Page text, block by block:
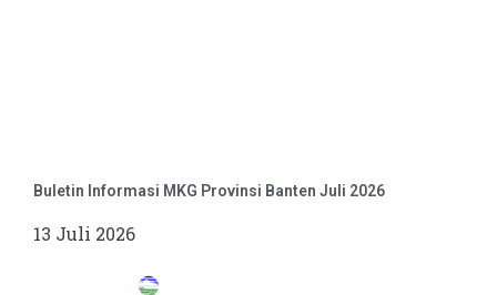
Buletin Informasi MKG Provinsi Banten Juli 2026
13 Juli 2026